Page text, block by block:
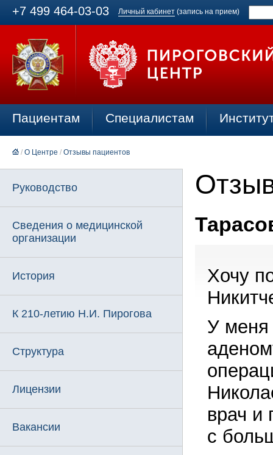
+7 499 464-03-03 Личный кабинет (запись на прием)
Пациентам Специалистам
/ О Центре / Отзывы пациентов
Руководство
Сведения о медицинской
организации
История
К 210-летию Н.И. Пирогова
Структура
Лицензии
Вакансии
Хочу
У меня
врач и
с